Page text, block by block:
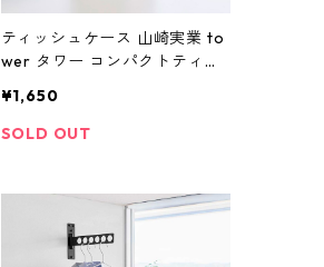
ティッシュケース 山崎実業 to
wer タワー コンパクトティッ
ワイト
¥1,650
SOLD OUT